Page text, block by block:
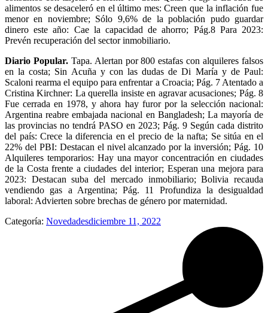
alimentos se desaceleró en el último mes: Creen que la inflación fue
menor en noviembre; Sólo 9,6% de la población pudo guardar
dinero este año: Cae la capacidad de ahorro; Pág.8 Para 2023:
Prevén recuperación del sector inmobiliario.
Diario Popular. Tapa. Alertan por 800 estafas con alquileres falsos
en la costa; Sin Acuña y con las dudas de Di María y de Paul:
Scaloni rearma el equipo para enfrentar a Croacia; Pág. 7 Atentado a
Cristina Kirchner: La querella insiste en agravar acusaciones; Pág. 8
Fue cerrada en 1978, y ahora hay furor por la selección nacional:
Argentina reabre embajada nacional en Bangladesh; La mayoría de
las provincias no tendrá PASO en 2023; Pág. 9 Según cada distrito
del país: Crece la diferencia en el precio de la nafta; Se sitúa en el
22% del PBI: Destacan el nivel alcanzado por la inversión; Pág. 10
Alquileres temporarios: Hay una mayor concentración en ciudades
de la Costa frente a ciudades del interior; Esperan una mejora para
2023: Destacan suba del mercado inmobiliario; Bolivia recauda
vendiendo gas a Argentina; Pág. 11 Profundiza la desigualdad
laboral: Advierten sobre brechas de género por maternidad.
Categoría: Novedadesdiciembre 11, 2022